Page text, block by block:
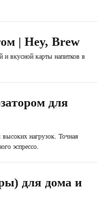
| Hey, Brew
и вкусной карты напитков в
для
высоких нагрузок. Точная
эспрессо.
для дома и